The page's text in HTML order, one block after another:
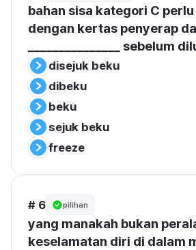
bahan sisa kategori C
dengan kertas penyerap
_______________ sebelum
disejuk beku
dibeku
beku
sejuk beku
freeze
# 6 pilihan
yang manakah bukan
keselamatan diri di dalam